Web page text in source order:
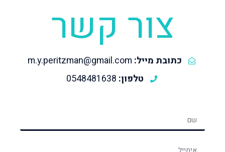
צור קשר
כתובת מייל:
טלפון: